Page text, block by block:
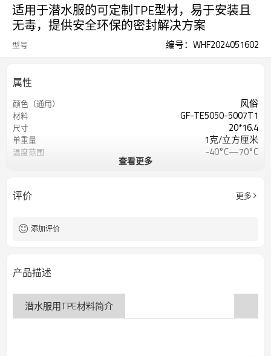
适用于潜水服的可定制TPE型材，易于安装且
无毒，提供安全环保的密封解决方案
型号 编号：WHF2024051602
属性
颜色（通用） 风俗
材料 GF-TE5050-5007T1
尺寸 20*16.4
单重量 1克/立方厘米
温度范围 -40°C—70°C
断裂伸长率
查看更多
评价 更多
添加评价
产品描述
潜水服用TPE材料简介